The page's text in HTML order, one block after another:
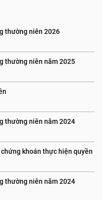
thường niên 2026
thường niên năm 2025
thường niên năm 2024
khoán thực hiện quyền
thường niên năm 2024